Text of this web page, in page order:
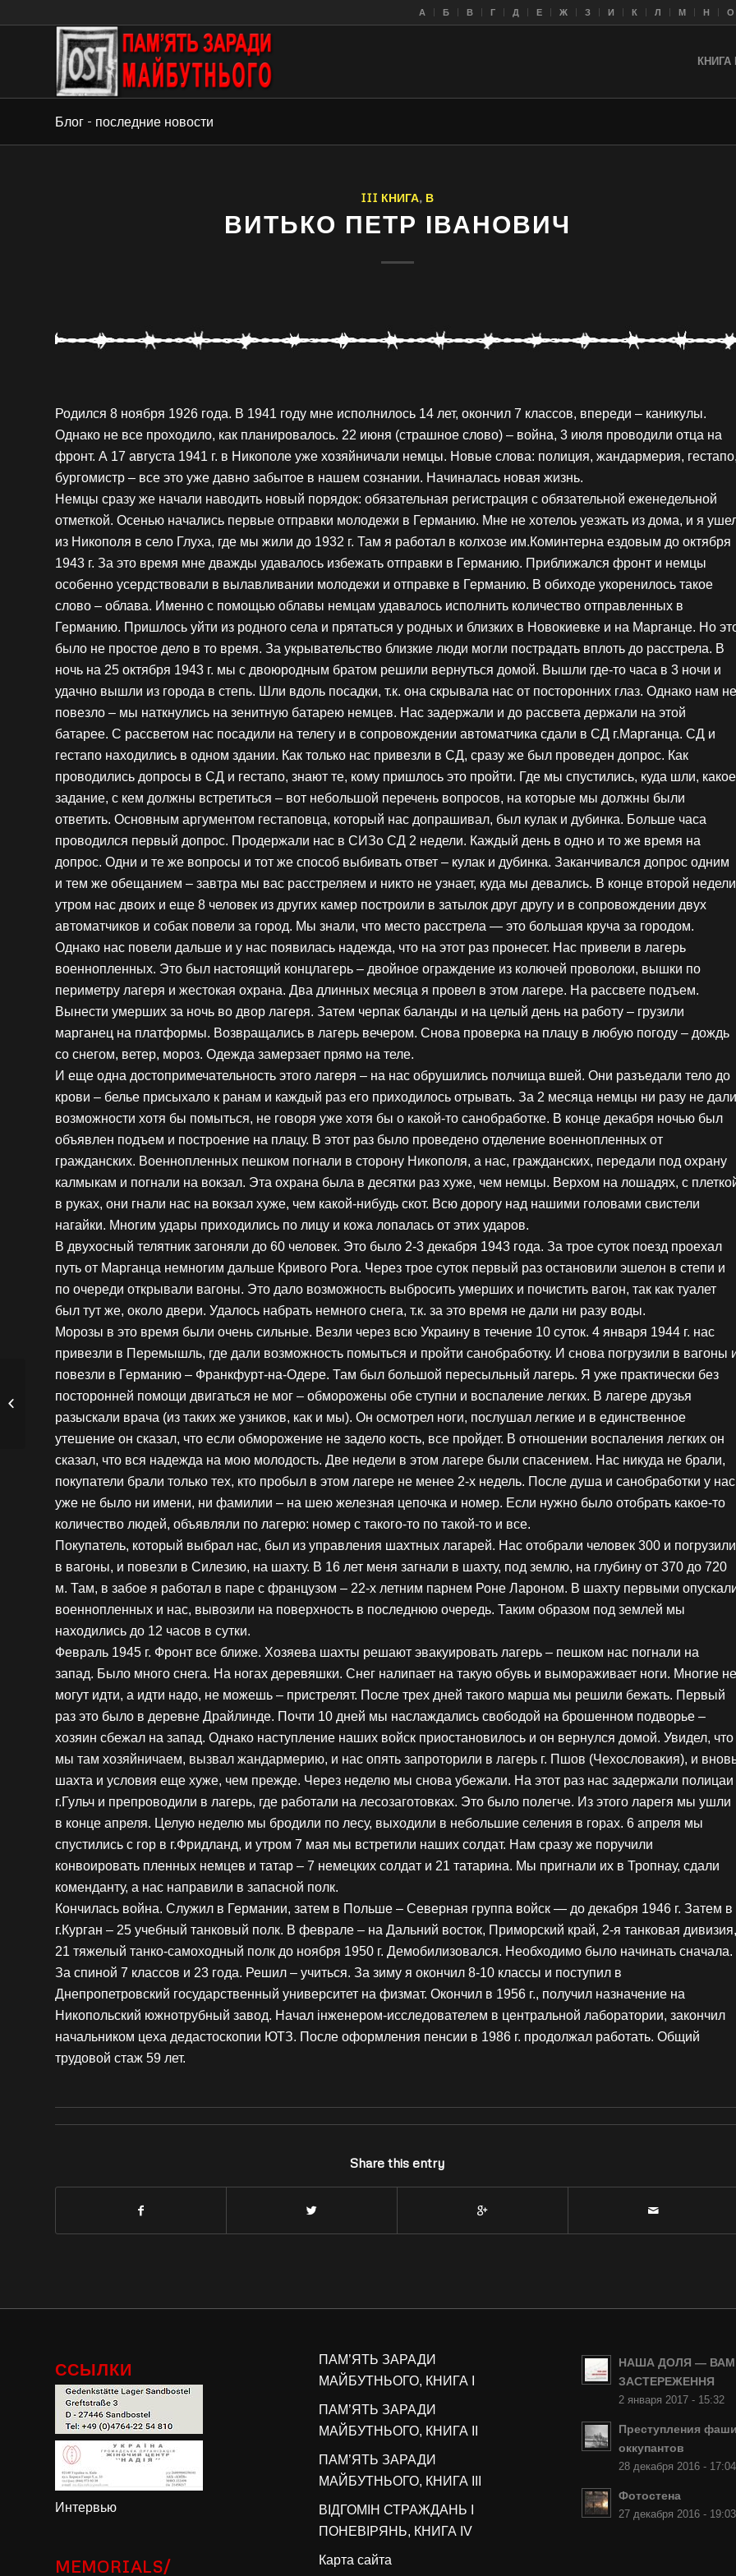
A Б В Г Д Е Ж З И К Л M Н О
КНИГА
Блог - последние новости
III КНИГА, В
ВИТЬКО ПЕТР ІВАНОВИЧ
Родился 8 ноября 1926 года. В 1941 году мне исполнилось 14 лет, окончил 7 классов, впереди – каникулы.
Однако не все проходило, как планировалось. 22 июня (страшное слово) – война, 3 июля проводили отца на
фронт. А 17 августа 1941 г. в Никополе уже хозяйничали немцы. Новые слова: полиция, жандармерия,
бургомистр – все это уже давно забытое в нашем сознании. Начиналась новая жизнь.
Немцы сразу же начали наводить новый порядок: обязательная регистрация с обязательной еженедельной
отметкой. Осенью начались первые отправки молодежи в Германию. Мне не хотелоь уезжать из дома, и я
из Никополя в село Глуха, где мы жили до 1932 г. Там я работал в колхозе им.Коминтерна ездовым до октября
1943 г. За это время мне дважды удавалось избежать отправки в Германию. Приближался фронт и немцы
особенно усердствовали в вылавливании молодежи и отправке в Германию. В обиходе укоренилось такое
слово – облава. Именно с помощью облавы немцам удавалось исполнить количество отправленных в
Германию. Пришлось уйти из родного села и прятаться у родных и близких в Новокиевке и на Марганце. Но
было не простое дело в то время. За укрывательство близкие люди могли пострадать вплоть до расстрела. В
ночь на 25 октября 1943 г. мы с двоюродным братом решили вернуться домой. Вышли где-то часа в 3 ночи и
удачно вышли из города в степь. Шли вдоль посадки, т.к. она скрывала нас от посторонних глаз. Однако нам не
повезло – мы наткнулись на зенитную батарею немцев. Нас задержали и до рассвета держали на этой
батарее. С рассветом нас посадили на телегу и в сопровождении автоматчика сдали в СД г.Марганца. СД и
гестапо находились в одном здании. Как только нас привезли в СД, сразу же был проведен допрос. Как
проводились допросы в СД и гестапо, знают те, кому пришлось это пройти. Где мы спустились, куда шли, какое
задание, с кем должны встретиться – вот небольшой перечень вопросов, на которые мы должны были
ответить. Основным аргументом гестаповца, который нас допрашивал, был кулак и дубинка. Больше часа
проводился первый допрос. Продержали нас в СИЗо СД 2 недели. Каждый день в одно и то же время на
допрос. Одни и те же вопросы и тот же способ выбивать ответ – кулак и дубинка. Заканчивался допрос одним
и тем же обещанием – завтра мы вас расстреляем и никто не узнает, куда мы девались. В конце второй недели
утром нас двоих и еще 8 человек из других камер построили в затылок друг другу и в сопровождении двух
автоматчиков и собак повели за город. Мы знали, что место расстрела — это большая круча за городом.
Однако нас повели дальше и у нас появилась надежда, что на этот раз пронесет. Нас привели в лагерь
военнопленных. Это был настоящий концлагерь – двойное ограждение из колючей проволоки, вышки по
периметру лагеря и жестокая охрана. Два длинных месяца я провел в этом лагере. На рассвете подъем.
Вынести умерших за ночь во двор лагеря. Затем черпак баланды и на целый день на работу – грузили
марганец на платформы. Возвращались в лагерь вечером. Снова проверка на плацу в любую погоду – дождь
со снегом, ветер, мороз. Одежда замерзает прямо на теле.
И еще одна достопримечательность этого лагеря – на нас обрушились полчища вшей. Они разъедали тело до
крови – белье присыхало к ранам и каждый раз его приходилось отрывать. За 2 месяца немцы ни разу не дали
возможности хотя бы помыться, не говоря уже хотя бы о какой-то санобработке. В конце декабря ночью был
объявлен подъем и построение на плацу. В этот раз было проведено отделение военнопленных от
гражданских. Военнопленных пешком погнали в сторону Никополя, а нас, гражданских, передали под охрану
калмыкам и погнали на вокзал. Эта охрана была в десятки раз хуже, чем немцы. Верхом на лошадях, с
в руках, они гнали нас на вокзал хуже, чем какой-нибудь скот. Всю дорогу над нашими головами свистели
нагайки. Многим удары приходились по лицу и кожа лопалась от этих ударов.
В двухосный телятник загоняли до 60 человек. Это было 2-3 декабря 1943 года. За трое суток поезд проехал
путь от Марганца немногим дальше Кривого Рога. Через трое суток первый раз остановили эшелон в степи и
по очереди открывали вагоны. Это дало возможность выбросить умерших и почистить вагон, так как туалет
был тут же, около двери. Удалось набрать немного снега, т.к. за это время не дали ни разу воды.
Морозы в это время были очень сильные. Везли через всю Украину в течение 10 суток. 4 января 1944 г. нас
привезли в Перемышль, где дали возможность помыться и пройти санобработку. И снова погрузили в вагоны
повезли в Германию – Франкфурт-на-Одере. Там был большой пересыльный лагерь. Я уже практически без
посторонней помощи двигаться не мог – обморожены обе ступни и воспаление легких. В лагере друзья
разыскали врача (из таких же узников, как и мы). Он осмотрел ноги, послушал легкие и в единственное
утешение он сказал, что если обморожение не задело кость, все пройдет. В отношении воспаления легких он
сказал, что вся надежда на мою молодость. Две недели в этом лагере были спасением. Нас никуда не брали,
покупатели брали только тех, кто пробыл в этом лагере не менее 2-х недель. После душа и санобработки у нас
уже не было ни имени, ни фамилии – на шею железная цепочка и номер. Если нужно было отобрать какое-то
количество людей, объявляли по лагерю: номер с такого-то по такой-то и все.
Покупатель, который выбрал нас, был из управления шахтных лагарей. Нас отобрали человек 300 и погрузили
в вагоны, и повезли в Силезию, на шахту. В 16 лет меня загнали в шахту, под землю, на глубину от 370 до 720
м. Там, в забое я работал в паре с французом – 22-х летним парнем Роне Лароном. В шахту первыми
военнопленных и нас, вывозили на поверхность в последнюю очередь. Таким образом под землей мы
находились до 12 часов в сутки.
Февраль 1945 г. Фронт все ближе. Хозяева шахты решают эвакуировать лагерь – пешком нас погнали на
запад. Было много снега. На ногах деревяшки. Снег налипает на такую обувь и вымораживает ноги. Многие не
могут идти, а идти надо, не можешь – пристрелят. После трех дней такого марша мы решили бежать. Первый
раз это было в деревне Драйлинде. Почти 10 дней мы наслаждались свободой на брошенном подворье –
хозяин сбежал на запад. Однако наступление наших войск приостановилось и он вернулся домой. Увидел, что
мы там хозяйничаем, вызвал жандармерию, и нас опять запроторили в лагерь г. Пшов (Чехословакия), и
шахта и условия еще хуже, чем прежде. Через неделю мы снова убежали. На этот раз нас задержали полицаи
г.Гульч и препроводили в лагерь, где работали на лесозаготовках. Это было полегче. Из этого ларегя мы ушли
в конце апреля. Целую неделю мы бродили по лесу, выходили в небольшие селения в горах. 6 апреля мы
спустились с гор в г.Фридланд, и утром 7 мая мы встретили наших солдат. Нам сразу же поручили
конвоировать пленных немцев и татар – 7 немецких солдат и 21 татарина. Мы пригнали их в Тропнау, сдали
коменданту, а нас направили в запасной полк.
Кончилась война. Служил в Германии, затем в Польше – Северная группа войск — до декабря 1946 г. Затем в
г.Курган – 25 учебный танковый полк. В феврале – на Дальний восток, Приморский край, 2-я танковая дивизия,
21 тяжелый танко-самоходный полк до ноября 1950 г. Демобилизовался. Необходимо было начинать сначала.
За спиной 7 классов и 23 года. Решил – учиться. За зиму я окончил 8-10 классы и поступил в
Днепропетровский государственный университет на физмат. Окончил в 1956 г., получил назначение на
Никопольский южнотрубный завод. Начал інженером-исследователем в центральной лаборатории, закончил
начальником цеха дедастоскопии ЮТЗ. После оформления пенсии в 1986 г. продолжал работать. Общий
трудовой стаж 59 лет.
Share this entry
ССЫЛКИ
Интервью
MEMORIALS/
ПАМ’ЯТЬ ЗАРАДИ
МАЙБУТНЬОГО, КНИГА I
ПАМ’ЯТЬ ЗАРАДИ
МАЙБУТНЬОГО, КНИГА II
ПАМ’ЯТЬ ЗАРАДИ
МАЙБУТНЬОГО, КНИГА III
ВІДГОМІН СТРАЖДАНЬ І
ПОНЕВІРЯНЬ, КНИГА IV
Карта сайта
НАША ДОЛЯ — ВАМ
ЗАСТЕРЕЖЕННЯ
2 января 2017 - 15:32
Преступления
оккупантов
28 декабря 2016 - 17:04
Фотостена
27 декабря 2016 - 19:03
Висковская (Гаркуша)
Ольга Кондратьевна